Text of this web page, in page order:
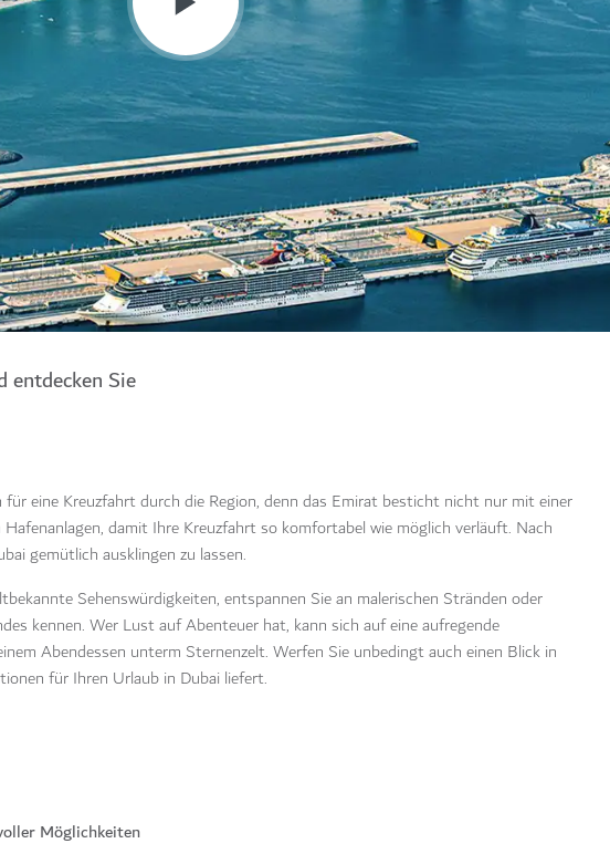
entdecken Sie
eine Kreuzfahrt durch die Region, denn das Emirat besticht nicht nur mit einer
damit Ihre Kreuzfahrt so komfortabel wie möglich verläuft. Nach
gemütlich ausklingen zu lassen.
Sehenswürdigkeiten, entspannen Sie an malerischen Stränden oder
kennen. Wer Lust auf Abenteuer hat, kann sich auf eine aufregende
Abendessen unterm Sternenzelt. Werfen Sie unbedingt auch einen Blick in
für Ihren Urlaub in Dubai liefert.
Möglichkeiten